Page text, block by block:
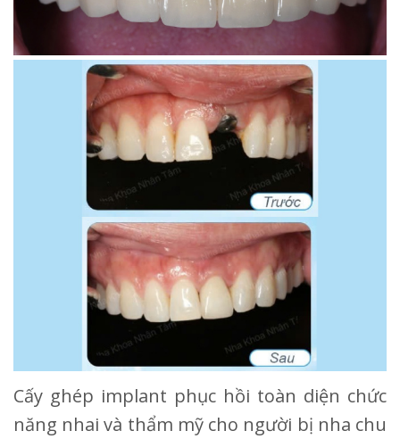
Cấy ghép implant phục hồi toàn diện chức
năng nhai và thẩm mỹ cho người bị nha chu